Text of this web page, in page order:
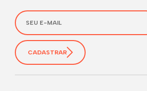
CADASTRAR